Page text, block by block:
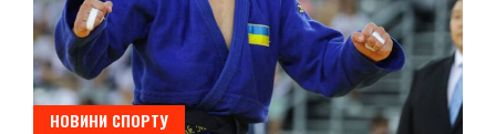
НОВИНИ СПОРТУ